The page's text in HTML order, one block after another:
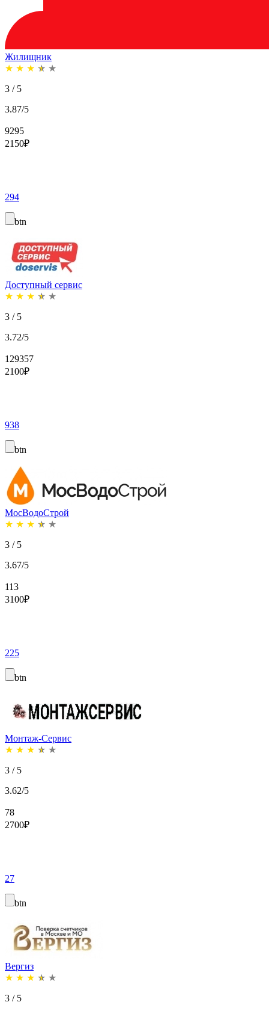
Жилищник
★ ★ ★ ★ ★
3 / 5
3.87/5
9295
2150₽
294
btn
Доступный сервис
★ ★ ★ ★ ★
3 / 5
3.72/5
129357
2100₽
938
btn
МосВодоСтрой
★ ★ ★ ★ ★
3 / 5
3.67/5
113
3100₽
225
btn
Монтаж-Сервис
★ ★ ★ ★ ★
3 / 5
3.62/5
78
2700₽
27
btn
Вергиз
★ ★ ★ ★ ★
3 / 5